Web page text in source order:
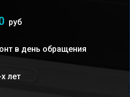
руб
в день обращения
лет